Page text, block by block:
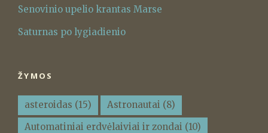
Senovinio upelio krantas Marse
Saturnas po lygiadienio
ŽYMOS
asteroidas (15) Astronautai (8)
Automatiniai erdvėlaiviai ir zondai (10)